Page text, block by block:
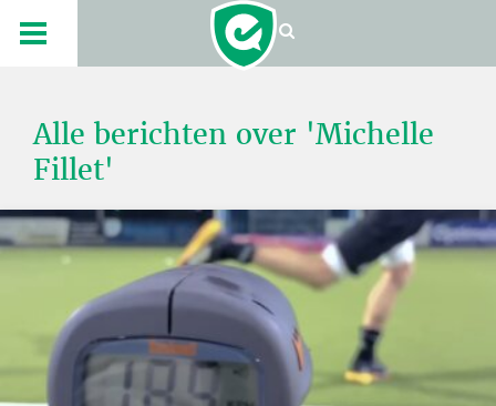
Alle berichten over 'Michelle
Fillet'